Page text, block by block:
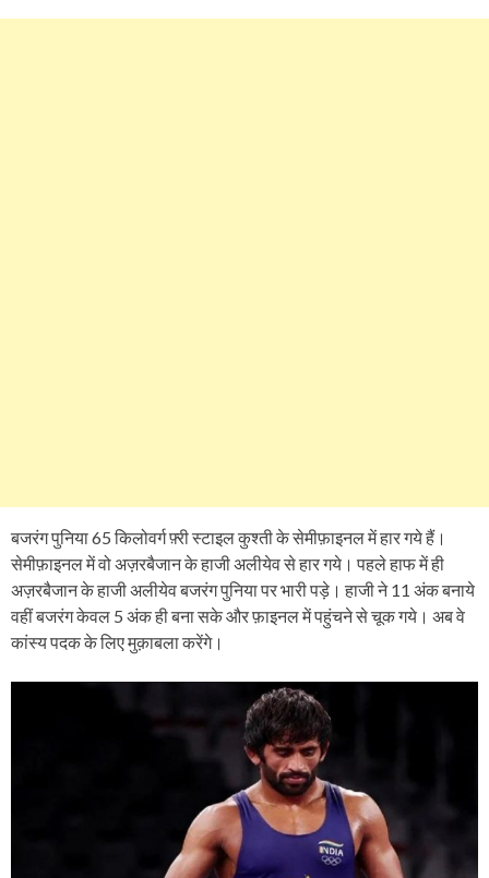
बजरंग पुनिया 65 किलोवर्ग फ़्री स्टाइल कुश्ती के सेमीफ़ाइनल में हार गये हैं।
सेमीफ़ाइनल में वो अज़रबैजान के हाजी अलीयेव से हार गये। पहले हाफ में ही
अज़रबैजान के हाजी अलीयेव बजरंग पुनिया पर भारी पड़े। हाजी ने 11 अंक बनाये
वहीं बजरंग केवल 5 अंक ही बना सके और फ़ाइनल में पहुंचने से चूक गये। अब वे
कांस्य पदक के लिए मुक़ाबला करेंगे।